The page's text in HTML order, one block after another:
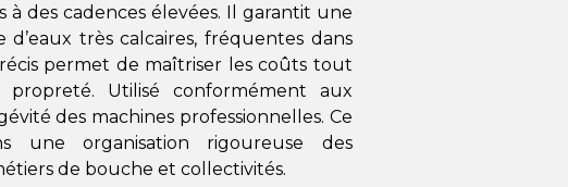
à des cadences élevées. Il garantit une
très calcaires, fréquentes dans
permet de maîtriser les coûts tout
Utilisé conformément aux
des machines professionnelles. Ce
une organisation rigoureuse des
de bouche et collectivités.